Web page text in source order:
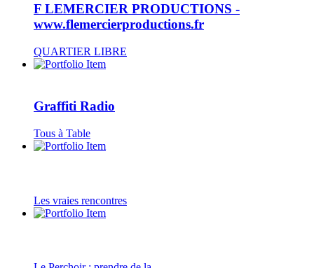
F LEMERCIER PRODUCTIONS -
www.flemercierproductions.fr
QUARTIER LIBRE
Graffiti Radio
Tous à Table
Les vraies rencontres